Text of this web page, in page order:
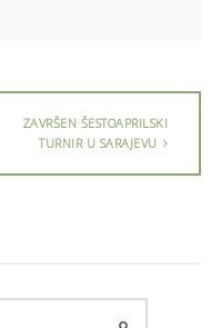
ZAVRŠEN ŠESTOAPRILSKI
TURNIR U SARAJEVU